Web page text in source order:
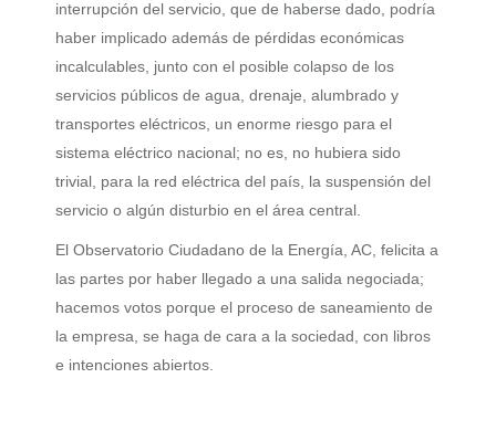
interrupción del servicio, que de haberse dado, podría
haber implicado además de pérdidas económicas
incalculables, junto con el posible colapso de los
servicios públicos de agua, drenaje, alumbrado y
transportes eléctricos, un enorme riesgo para el
sistema eléctrico nacional; no es, no hubiera sido
trivial, para la red eléctrica del país, la suspensión del
servicio o algún disturbio en el área central.
El Observatorio Ciudadano de la Energía, AC, felicita a
las partes por haber llegado a una salida negociada;
hacemos votos porque el proceso de saneamiento de
la empresa, se haga de cara a la sociedad, con libros
e intenciones abiertos.